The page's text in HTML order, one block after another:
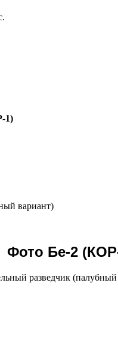
1)
вариант)
Фото Бе-2